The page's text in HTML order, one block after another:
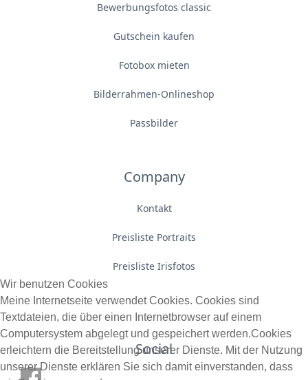
Bewerbungsfotos classic
Gutschein kaufen
Fotobox mieten
Bilderrahmen-Onlineshop
Passbilder
Company
Kontakt
Preisliste Portraits
Preisliste Irisfotos
Social
Wir benutzen Cookies
Meine Internetseite verwendet Cookies. Cookies sind
Textdateien, die über einen Internetbrowser auf einem
Computersystem abgelegt und gespeichert werden.Cookies
erleichtern die Bereitstellung unserer Dienste. Mit der Nutzung
unserer Dienste erklären Sie sich damit einverstanden, dass